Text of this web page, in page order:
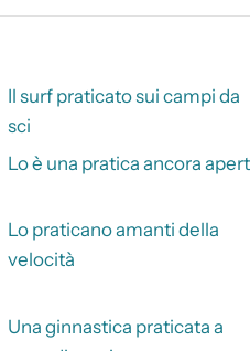
Il surf praticato sui campi da
sci
Lo è una pratica ancora
Lo praticano amanti della
velocità
Una ginnastica praticata a